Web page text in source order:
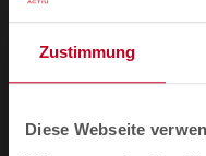
Zustimmung
Diese Webseite